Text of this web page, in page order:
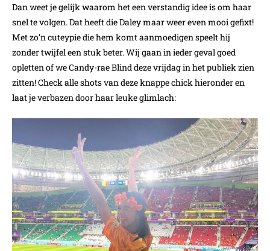
Dan weet je gelijk waarom het een verstandig idee is om haar
snel te volgen. Dat heeft die Daley maar weer even mooi gefixt!
Met zo’n cuteypiedie hem komt aanmoedigen speelt hij
zonder twijfel een stuk beter. Wij gaan in ieder geval goed
opletten of we Candy-rae Blind deze vrijdag in het publiek zien
zitten! Check alle shots van deze knappe chick hieronder en
laat je verbazen door haar leuke glimlach: